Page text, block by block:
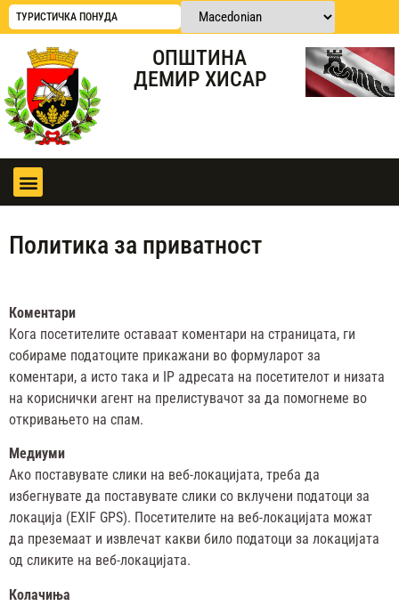
ТУРИСТИЧКА ПОНУДА
ОПШТИНА
ДЕМИР ХИСАР
Политика за приватност
Коментари
Кога посетителите оставаат коментари на страницата, ги
собираме податоците прикажани во формуларот за
коментари, а исто така и IP адресата на посетителот и низата
на кориснички агент на прелистувачот за да помогнеме во
откривањето на спам.
Медиуми
Ако поставувате слики на веб-локацијата, треба да
избегнувате да поставувате слики со вклучени податоци за
локација (EXIF GPS). Посетителите на веб-локацијата можат
да преземаат и извлечат какви било податоци за локацијата
од сликите на веб-локацијата.
Колачиња